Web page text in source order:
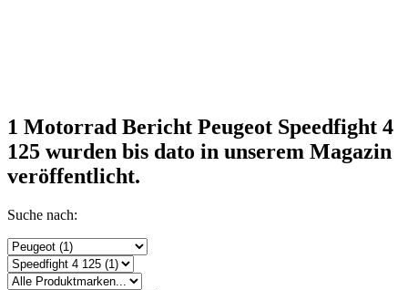
1 Motorrad Bericht Peugeot Speedfight 4
125 wurden bis dato in unserem Magazin
veröffentlicht.
Suche nach: